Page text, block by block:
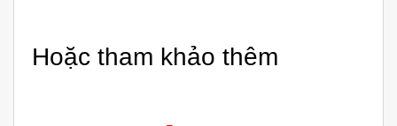
Hoặc tham khảo thêm